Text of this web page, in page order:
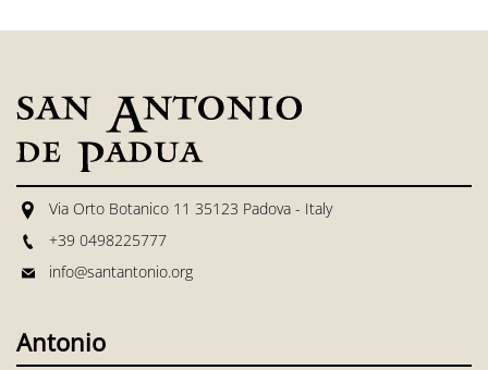
Via Orto Botanico 11 35123 Padova - Italy
+39 0498225777
info@santantonio.org
Antonio